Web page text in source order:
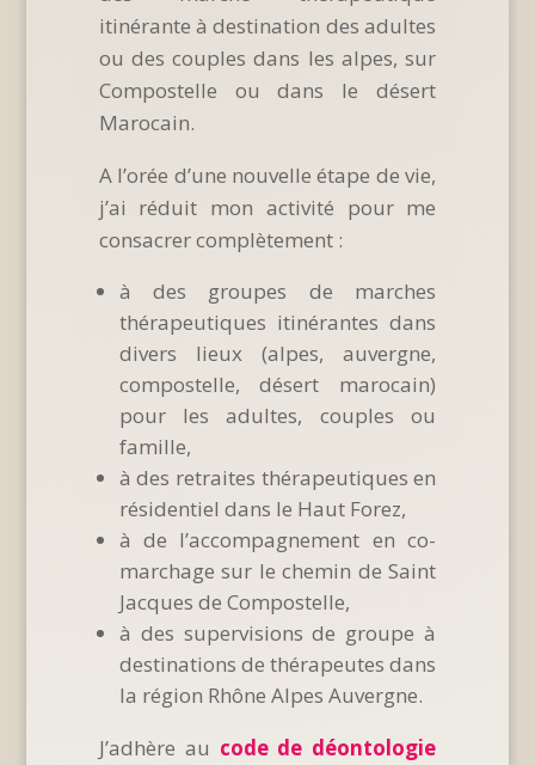
itinérante à destination des adultes
ou des couples dans les alpes, sur
Compostelle ou dans le désert
Marocain.
A l’orée d’une nouvelle étape de vie,
j’ai réduit mon activité pour me
consacrer complètement :
à des groupes de marches
thérapeutiques itinérantes dans
divers lieux (alpes, auvergne,
compostelle, désert marocain)
pour les adultes, couples ou
famille,
à des retraites thérapeutiques en
résidentiel dans le Haut Forez,
à de l’accompagnement en co-
marchage sur le chemin de Saint
Jacques de Compostelle,
à des supervisions de groupe à
destinations de thérapeutes dans
la région Rhône Alpes Auvergne.
J’adhère au code de déontologie